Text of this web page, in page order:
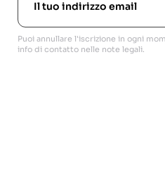
Puoi annullare l'iscrizione in ogni
info di contatto nelle note legali.